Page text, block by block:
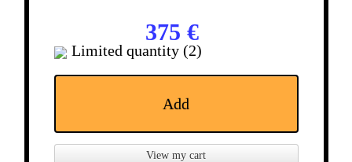
375 €
Limited quantity (2)
Add
View my cart